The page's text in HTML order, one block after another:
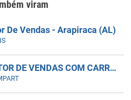
viram
De Vendas - Arapiraca (AL)
PROMOTOR DE VENDAS COM CARRO - INDAIATUBA - SP